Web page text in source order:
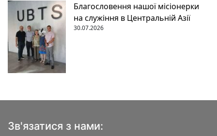
Благословення нашої місіонерки
на служіння в Центральній Азії
30.07.2026
Зв'язатися з нами: